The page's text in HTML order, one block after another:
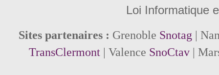
Loi Informatique
Sites partenaires : Grenoble Snotag |
TransClermont| Valence SnoCtav|